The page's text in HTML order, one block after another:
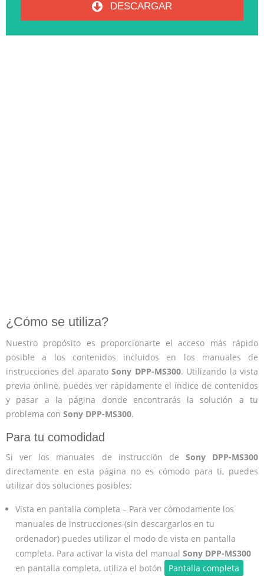
DESCARGAR
¿Cómo se utiliza?
Nuestro propósito es proporcionarte el acceso más rápido
posible a los contenidos incluidos en los manuales de
instrucciones del aparatoSony DPP-MS300. Utilizando la vista
previa online, puedes ver rápidamente el índice de contenidos
y pasar a la página donde encontrarás la solución a tu
problema con Sony DPP-MS300.
Para tu comodidad
Si ver los manuales de instrucción de Sony DPP-MS300
directamente en esta página no es cómodo para ti, puedes
utilizar dos soluciones posibles:
Vista en pantalla completa – Para ver cómodamente los
manuales de instrucciones (sin descargarlos en tu
ordenador) puedes utilizar el modo de vista en pantalla
completa. Para activar la vista del manual Sony DPP-MS300
en pantalla completa, utiliza el botón
Pantalla completa